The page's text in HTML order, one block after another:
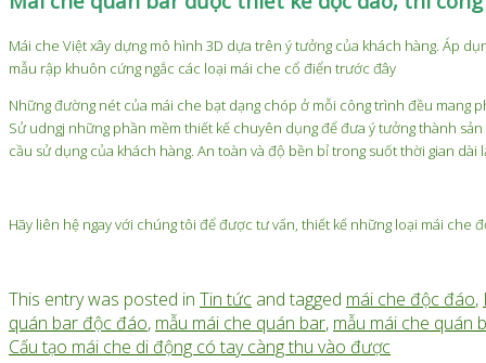
Mái che Việt xây dựng mô hình 3D dựa trên ý tưởng của khách hàng. Áp
mẫu rập khuôn cứng ngắc các loại mái che cổ điển trước đây
Những đường nét của mái che bạt dạng chóp ở mỗi công trình đều mang
Sử udngj những phần mềm thiết kế chuyên dụng để đưa ý tưởng thành
cầu sử dụng của khách hàng. An toàn và độ bền bỉ trong suốt thời gian dài
Hãy liên hệ ngay với chúng tôi để được tư vấn, thiết kế những loại mái
This entry was posted in Tin tức and tagged mái che độc đáo,
quán bar độc đáo, mẫu mái che quán bar, mẫu mái che quán
Cấu tạo mái che di động có tay càng thu vào được